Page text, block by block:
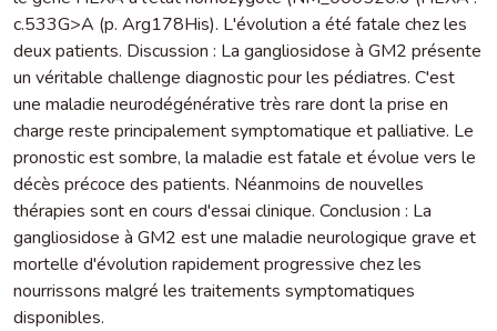
c.533G>A (p. Arg178His). L'évolution a été fatale chez les
deux patients. Discussion : La gangliosidose à GM2 présente
un véritable challenge diagnostic pour les pédiatres. C'est
une maladie neurodégénérative très rare dont la prise en
charge reste principalement symptomatique et palliative. Le
pronostic est sombre, la maladie est fatale et évolue vers le
décès précoce des patients. Néanmoins de nouvelles
thérapies sont en cours d'essai clinique. Conclusion : La
gangliosidose à GM2 est une maladie neurologique grave et
mortelle d'évolution rapidement progressive chez les
nourrissons malgré les traitements symptomatiques
disponibles.